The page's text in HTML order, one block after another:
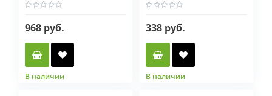
968 руб.
В наличии
338 руб.
В наличии